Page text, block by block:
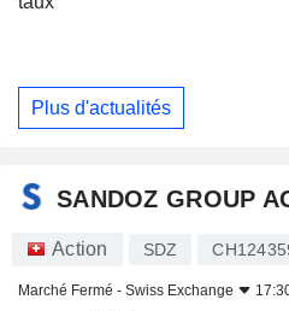
Plus d'actualités
SANDOZ GROUP
Action SDZ
Marché Fermé - Swiss Exchange